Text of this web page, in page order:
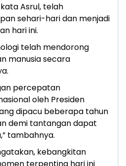
Asrul, telah
sehari-hari dan menjadi
hari ini.
telah mendorong
manusia secara
percepatan
oleh Presiden
dipacu beberapa tahun
demi tantangan dapat
tambahnya.
kebangkitan
terpenting hari ini